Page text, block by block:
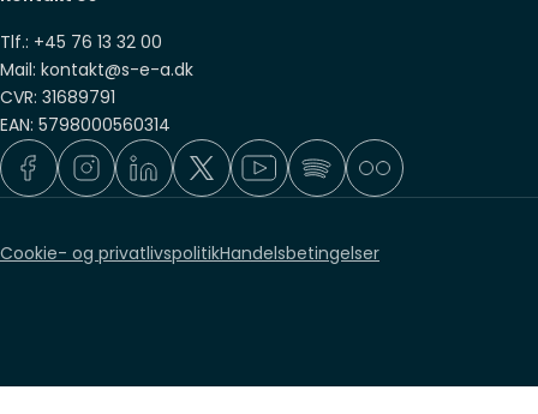
Tlf.: +45 76 13 32 00
Mail: kontakt@s-e-a.dk
CVR: 31689791
EAN: 5798000560314
Cookie- og privatlivspolitikHandelsbetingelser